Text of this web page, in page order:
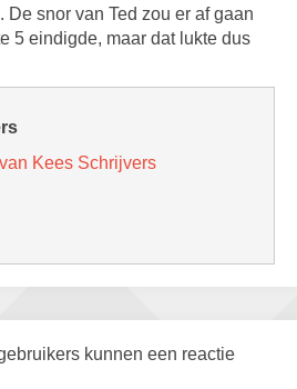
snor van Ted zou er af gaan
5 eindigde, maar dat lukte dus
Kees Schrijvers
kunnen een reactie